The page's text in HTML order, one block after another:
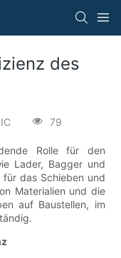
des
79
Rolle für den
Lader, Bagger und
für das Schieben und
Materialien und die
auf Baustellen, im